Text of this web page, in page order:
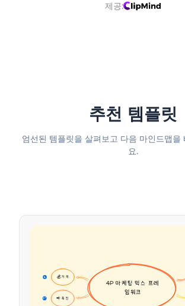
제공:
추천 템플릿
엄선된 템플릿을 살펴보고 다음 마인드맵을
요.
💰 가격
16
📢 촉진
17
4P 마케팅 믹스 프레
임워크